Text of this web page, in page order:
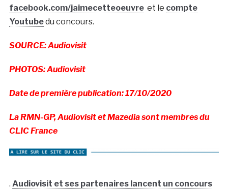
facebook.com/jaimecetteoeuvreet le compte
Youtubedu concours.
SOURCE: Audiovisit
PHOTOS: Audiovisit
Date de première publication: 17/10/2020
La RMN-GP, Audiovisit et Mazedia sont membres du
CLIC France
. Audiovisit et ses partenaires lancent un concours